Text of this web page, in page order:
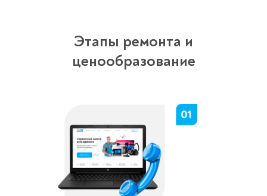
Этапы ремонта и
ценообразование